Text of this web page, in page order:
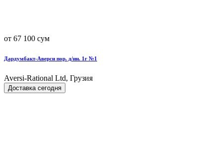
от 67 100 сум
Дардумбакт-Аверси пор. д/ин. 1г №1
Aversi-Rational Ltd, Грузия
Доставка сегодня